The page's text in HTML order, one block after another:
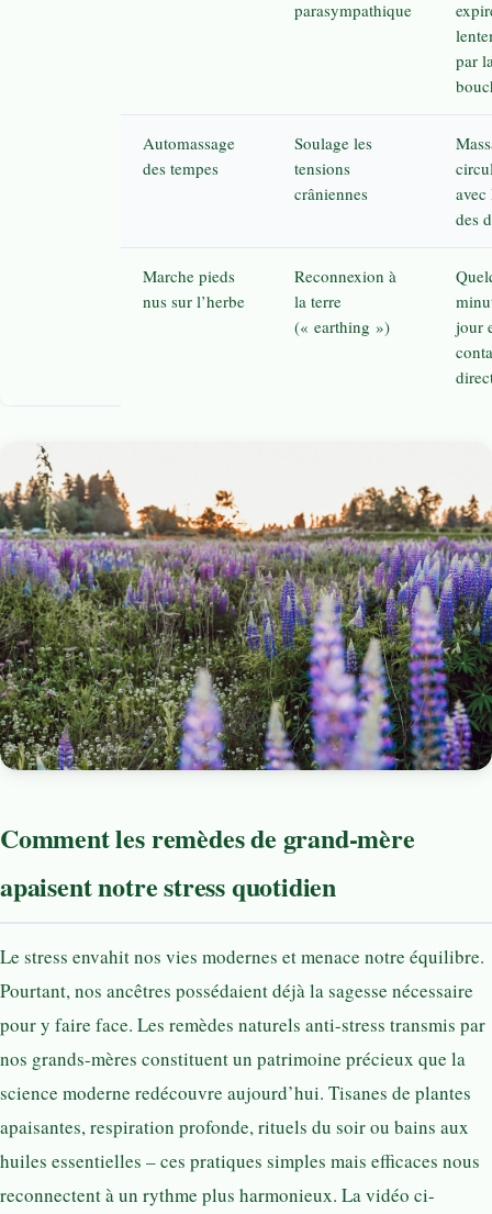
parasympathique
par
Automassage
des tempes
Soulage les
tensions
crâniennes
des
Marche pieds
nus sur l’herbe
Reconnexion à
la terre
(« earthing »)
jour
Comment les remèdes de grand-mère
apaisent notre stress quotidien
Le stress envahit nos vies modernes et menace notre équilibre.
Pourtant, nos ancêtres possédaient déjà la sagesse nécessaire
pour y faire face. Les remèdes naturels anti-stress transmis par
nos grands-mères constituent un patrimoine précieux que la
science moderne redécouvre aujourd’hui. Tisanes de plantes
apaisantes, respiration profonde, rituels du soir ou bains aux
huiles essentielles – ces pratiques simples mais efficaces nous
reconnectent à un rythme plus harmonieux. La vidéo ci-